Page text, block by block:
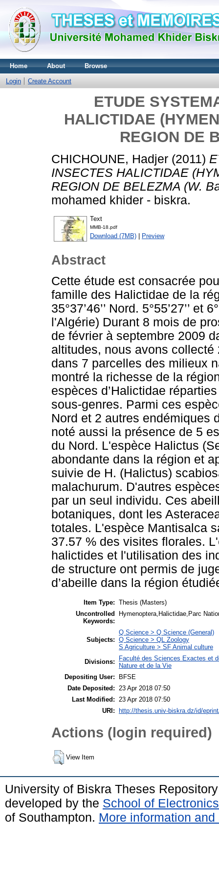
Home About Browse
Login Create Account
ETUDE
HALICTIDAE
REGION DE
CHICHOUNE, Hadjer (2011)
INSECTES HALICTIDAE
REGION DE BELEZMA (W.
mohamed khider - biskra.
Text
MMB-18.pdf
Download (7MB) | Preview
Abstract
Cette étude est consacrée
famille des Halictidae de la
35°37’46’’ Nord. 5°55’27’’ et
l'Algérie) Durant 8 mois de
de février à septembre 2009
altitudes, nous avons collecté
dans 7 parcelles des milieux
montré la richesse de la
espèces d’Halictidae
sous-genres. Parmi ces
Nord et 2 autres endémiques
noté aussi la présence de 5
du Nord. L'espèce Halictus
abondante dans la région et
suivie de H. (Halictus)
malachurum. D'autres
par un seul individu. Ces
botaniques, dont les
totales. L'espèce Mantisalca
37.57 % des visites florales.
halictides et l'utilisation des
de structure ont permis de
d’abeille dans la région
Item Type: Thesis (Masters)
Uncontrolled
Keywords:
Hymenoptera,Halictidae,Parc
Subjects:
Q Science > Q Science (General)
Q Science > QL Zoology
S Agriculture > SF Animal culture
Divisions:
Faculté des Sciences Exactes et
Nature et de la Vie
Depositing User:
BFSE
Date Deposited:
23 Apr 2018 07:50
Last Modified:
23 Apr 2018 07:50
URI:
http://thesis.univ-biskra.dz/id/
Actions (login required)
View Item
University of Biskra Theses
developed by the School of
of Southampton. More information